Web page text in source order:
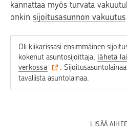
kannattaa myös turvata
onkin sijoitusasunnon vakuutus
Oli kiikarissasi ensimmäinen
kokenut asuntosijoittaja, lähetä
verkossa
.
tavallista asuntolainaa.
LISÄÄ